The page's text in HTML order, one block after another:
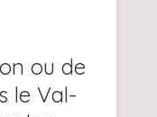
ou de
le Val-